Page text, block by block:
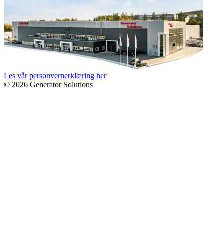
Les vår personvernerklæring her
© 2026 Generator Solutions